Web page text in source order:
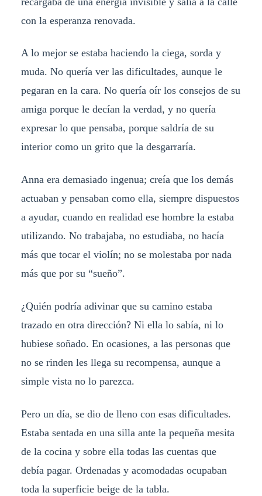
con la esperanza renovada.
A lo mejor se estaba haciendo la ciega, sorda y
muda. No quería ver las dificultades, aunque le
pegaran en la cara. No quería oír los consejos de su
amiga porque le decían la verdad, y no quería
expresar lo que pensaba, porque saldría de su
interior como un grito que la desgarraría.
Anna era demasiado ingenua; creía que los demás
actuaban y pensaban como ella, siempre dispuestos
a ayudar, cuando en realidad ese hombre la estaba
utilizando. No trabajaba, no estudiaba, no hacía
más que tocar el violín; no se molestaba por nada
más que por su “sueño”.
¿Quién podría adivinar que su camino estaba
trazado en otra dirección? Ni ella lo sabía, ni lo
hubiese soñado. En ocasiones, a las personas que
no se rinden les llega su recompensa, aunque a
simple vista no lo parezca.
Pero un día, se dio de lleno con esas dificultades.
Estaba sentada en una silla ante la pequeña mesita
de la cocina y sobre ella todas las cuentas que
debía pagar. Ordenadas y acomodadas ocupaban
toda la superficie beige de la tabla.